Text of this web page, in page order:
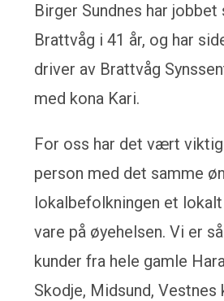
Birger Sundnes har
Brattvåg i 41 år, og har
driver av Brattvåg
med kona Kari.
For oss har det vært
person med det samme
lokalbefolkningen et
vare på øyehelsen. Vi er
kunder fra hele gamle
Skodje, Midsund, Vestnes